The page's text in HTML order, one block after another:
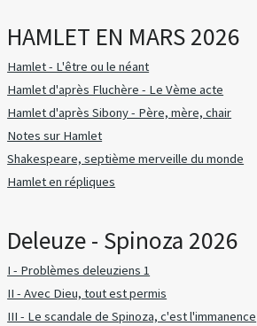
HAMLET EN MARS 2026
Hamlet - L'être ou le néant
Hamlet d'après Fluchère - Le Vème acte
Hamlet d'après Sibony - Père, mère, chair
Notes sur Hamlet
Shakespeare, septième merveille du monde
Hamlet en répliques
Deleuze - Spinoza 2026
I - Problèmes deleuziens 1
II - Avec Dieu, tout est permis
III - Le scandale de Spinoza, c'est l'immanence